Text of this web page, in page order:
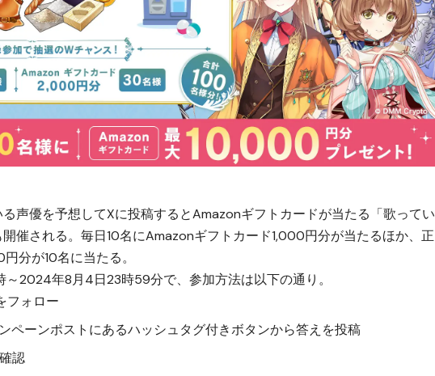
声優を予想してXに投稿するとAmazonギフトカードが当たる「歌ってい
催される。毎日10名にAmazonギフトカード1,000円分が当たるほか、正
分が10名に当たる。
2024年8月4日23時59分で、参加方法は以下の通り。
フォロー
ペーンポストにあるハッシュタグ付きボタンから答えを投稿
認